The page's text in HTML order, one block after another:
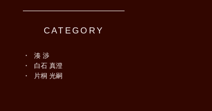
CATEGORY
湊 渉
白石 真澄
片桐 光嗣